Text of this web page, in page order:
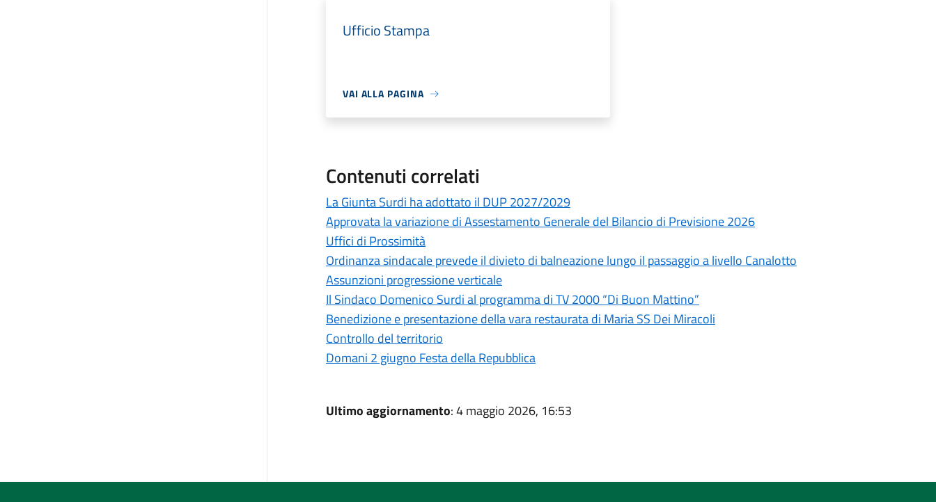
Ufficio Stampa
VAI ALLA PAGINA
Contenuti correlati
La Giunta Surdi ha adottato il DUP 2027/2029
Approvata la variazione di Assestamento Generale del Bilancio di Previsione 2026
Uffici di Prossimità
Ordinanza sindacale prevede il divieto di balneazione lungo il passaggio a livello Canalotto
Assunzioni progressione verticale
Il Sindaco Domenico Surdi al programma di TV 2000 “Di Buon Mattino”
Benedizione e presentazione della vara restaurata di Maria SS Dei Miracoli
Controllo del territorio
Domani 2 giugno Festa della Repubblica
Ultimo aggiornamento: 4 maggio 2026, 16:53